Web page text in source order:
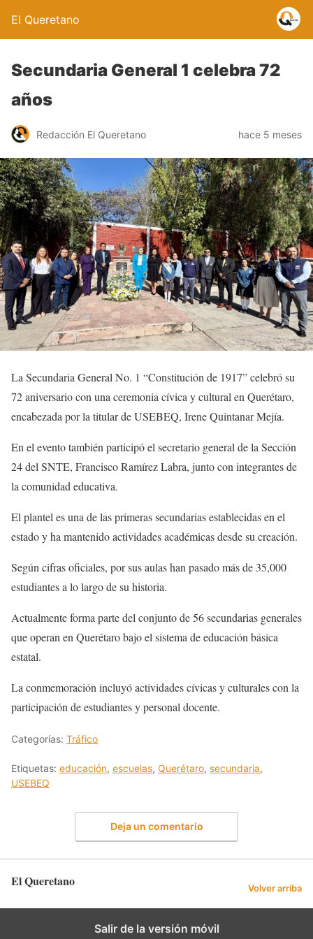
El Queretano
Secundaria General 1 celebra 72
años
Redacción El Queretano hace 5 meses
La Secundaria General No. 1 “Constitución de 1917” celebró su
72 aniversario con una ceremonia cívica y cultural en Querétaro,
encabezada por la titular de USEBEQ, Irene Quintanar Mejía.
En el evento también participó el secretario general de la Sección
24 del SNTE, Francisco Ramírez Labra, junto con integrantes de
la comunidad educativa.
El plantel es una de las primeras secundarias establecidas en el
estado y ha mantenido actividades académicas desde su creación.
Según cifras oficiales, por sus aulas han pasado más de 35,000
estudiantes a lo largo de su historia.
Actualmente forma parte del conjunto de 56 secundarias generales
que operan en Querétaro bajo el sistema de educación básica
estatal.
La conmemoración incluyó actividades cívicas y culturales con la
participación de estudiantes y personal docente.
Categorías: Tráfico
Etiquetas: educación, escuelas, Querétaro, secundaria,
USEBEQ
Deja un comentario
El Queretano Volver arriba
Salir de la versión móvil